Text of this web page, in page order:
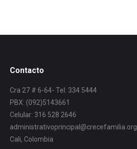
Contacto
Cra 27 # 6-64- Tel: 334 5444
PBX: (092)5143661
Celular: 316 528 2646
administrativoprincipal@crecefamilia.org
Cali, Colombia